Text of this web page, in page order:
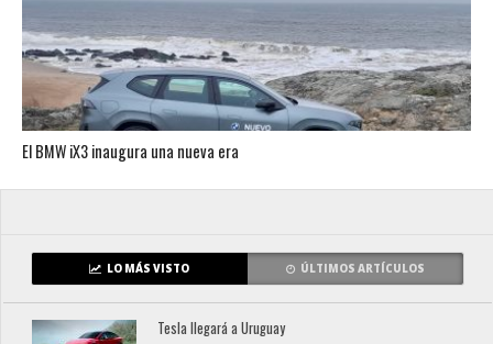
El BMW iX3 inaugura una nueva era
LO MÁS VISTO ÚLTIMOS ARTÍCULOS
Tesla llegará a Uruguay